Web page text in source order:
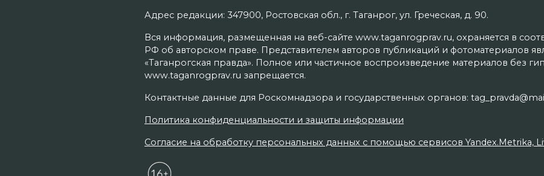
Адрес редакции: 347900, Ростовская обл., г. Таганрог, ул. Греческая, д. 90.
Вся информация, размещенная на веб-сайте www.taganrogprav.ru, охраняется в
РФ об авторском праве. Представителем авторов публикаций и фотоматериалов
«Таганрогская правда». Полное или частичное воспроизведение материалов без
www.taganrogprav.ru запрещается.
Контактные данные для Роскомнадзора и государственных органов:
Политика конфиденциальности и защиты информации
Согласие на обработку персональных данных с помощью сервисов Yandex.Metrika,